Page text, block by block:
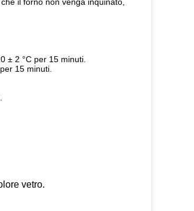
± 2 °C per 15 minuti.
15 minuti.
vetro.